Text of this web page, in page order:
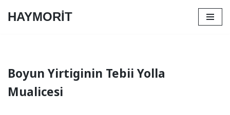
HAYMORİT
Boyun Yirtiginin Tebii Yolla
Mualicesi